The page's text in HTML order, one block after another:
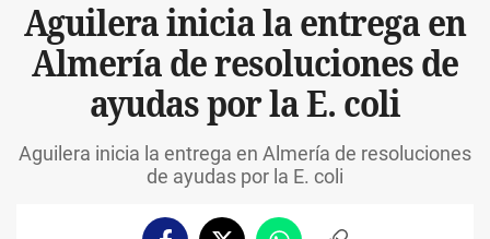
Aguilera inicia la entrega en
Almería de resoluciones de
ayudas por la E. coli
Aguilera inicia la entrega en Almería de resoluciones
de ayudas por la E. coli